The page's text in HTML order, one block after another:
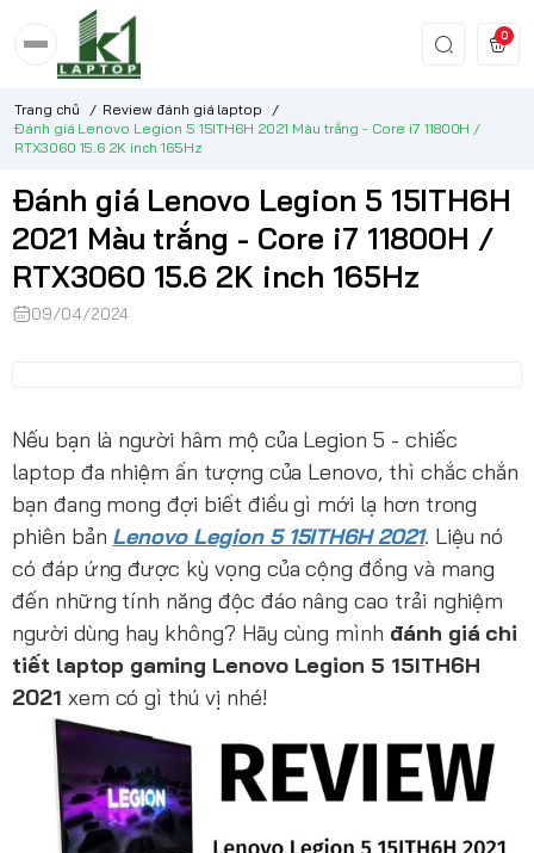
0
Trang chủ / Review đánh giá laptop
/
Đánh giá Lenovo Legion 5 15ITH6H 2021 Màu trắng - Core i7 11800H /
RTX3060 15.6 2K inch 165Hz
Đánh giá Lenovo Legion 5 15ITH6H
2021 Màu trắng - Core i7 11800H /
RTX3060 15.6 2K inch 165Hz
09/04/2024
Nếu bạn là người hâm mộ của Legion 5 - chiếc
laptop đa nhiệm ấn tượng của Lenovo, thì chắc chắn
bạn đang mong đợi biết điều gì mới lạ hơn trong
phiên bản Lenovo Legion 5 15ITH6H 2021. Liệu nó
có đáp ứng được kỳ vọng của cộng đồng và mang
đến những tính năng độc đáo nâng cao trải nghiệm
người dùng hay không? Hãy cùng mình đánh giá chi
tiết laptop gaming Lenovo Legion 5 15ITH6H
2021 xem có gì thú vị nhé!